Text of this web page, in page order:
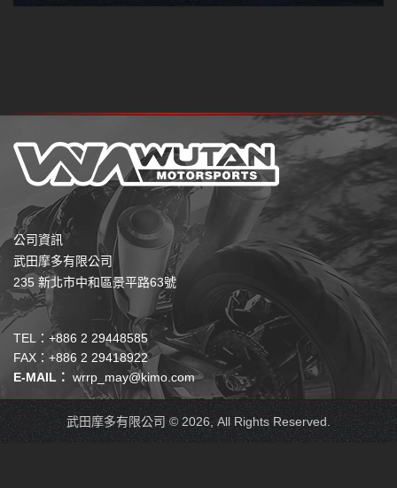
公司資訊
武田摩多有限公司
235 新北市中和區景平路63號
TEL：+886 2 29448585
FAX：+886 2 29418922
E-MAIL： wrrp_may@kimo.com
武田摩多有限公司 © 2026, All Rights Reserved.